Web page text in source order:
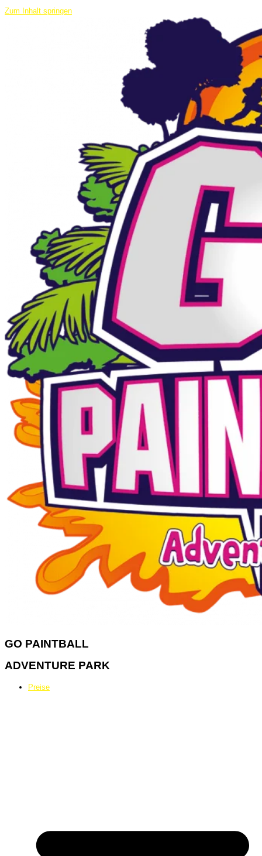
Zum Inhalt springen
GO PAINTBALL
ADVENTURE PARK
Preise